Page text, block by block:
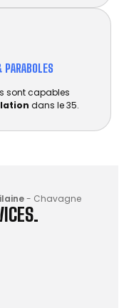
sont capables
dans le 35.
- Chavagne